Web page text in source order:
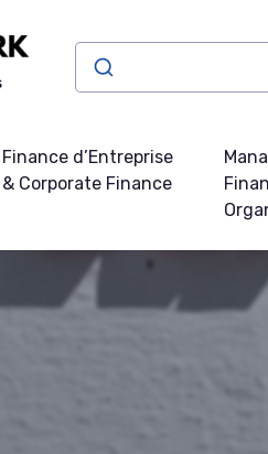
Finance d’Entreprise
& Corporate Finance